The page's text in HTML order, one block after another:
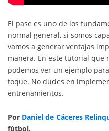
El pase es uno de los
normal general, si somos
vamos a generar ventajas
manera. En este tutorial que
podemos ver un ejemplo
toque. No dudes en
entrenamientos.
Por Daniel de Cáceres
fútbol.